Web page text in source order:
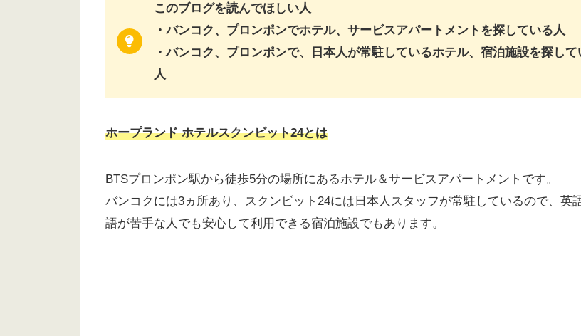
このブログを読んでほしい人
・バンコク、プロンポンでホテル、サービスアパートメントを探している人
・バンコク、プロンポンで、日本人が常駐しているホテル、宿泊施設を探して
人
ホープランド ホテルスクンビット24とは
BTSプロンポン駅から徒歩5分の場所にあるホテル＆サービスアパートメントです。
バンコクには3ヵ所あり、スクンビット24には日本人スタッフが常駐しているので、英
語が苦手な人でも安心して利用できる宿泊施設でもあります。